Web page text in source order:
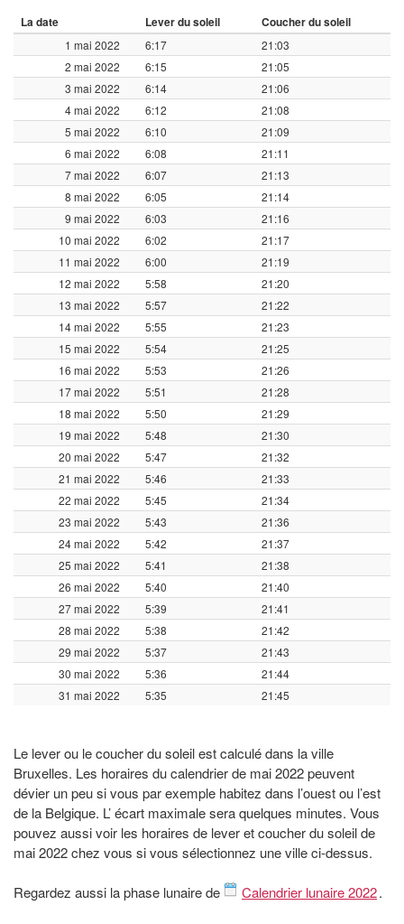
La date Lever du soleil Coucher du soleil
1 mai 2022 6:17
21:03
2 mai 2022
6:15
21:05
3 mai 2022
6:14
21:06
4 mai 2022
6:12
21:08
5 mai 2022
6:10
21:09
6 mai 2022
6:08
21:11
7 mai 2022
6:07
21:13
8 mai 2022
6:05
21:14
9 mai 2022
6:03
21:16
10 mai 2022
6:02
21:17
11 mai 2022
6:00
21:19
12 mai 2022
5:58
21:20
13 mai 2022
5:57
21:22
14 mai 2022
5:55
21:23
15 mai 2022
5:54
21:25
16 mai 2022
5:53
21:26
17 mai 2022
5:51
21:28
18 mai 2022
5:50
21:29
19 mai 2022
5:48
21:30
20 mai 2022
5:47
21:32
21 mai 2022
5:46
21:33
22 mai 2022
5:45
21:34
23 mai 2022
5:43
21:36
24 mai 2022
5:42
21:37
25 mai 2022
5:41
21:38
26 mai 2022
5:40
21:40
27 mai 2022
5:39
21:41
28 mai 2022
5:38
21:42
29 mai 2022
5:37
21:43
30 mai 2022
5:36
21:44
31 mai 2022
5:35 21:45
Le lever ou le coucher du soleil est calculé dans la ville
Bruxelles. Les horaires du calendrier de mai 2022 peuvent
dévier un peu si vous par exemple habitez dans l’ouest ou l’est
de la Belgique. L’ écart maximale sera quelques minutes. Vous
pouvez aussi voir les horaires de lever et coucher du soleil de
mai 2022 chez vous si vous sélectionnez une ville ci-dessus.
Regardez aussi la phase lunaire de Calendrier lunaire 2022.